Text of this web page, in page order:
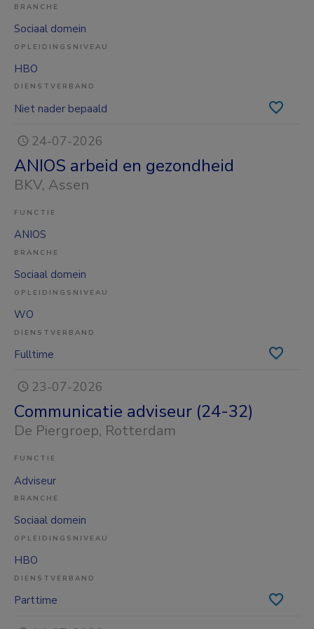
BRANCHE
Sociaal domein
OPLEIDINGSNIVEAU
HBO
DIENSTVERBAND
Niet nader bepaald
24-07-2026
ANIOS arbeid en gezondheid
BKV, Assen
FUNCTIE
ANIOS
BRANCHE
Sociaal domein
OPLEIDINGSNIVEAU
WO
DIENSTVERBAND
Fulltime
23-07-2026
Communicatie adviseur (24-32)
De Piergroep, Rotterdam
FUNCTIE
Adviseur
BRANCHE
Sociaal domein
OPLEIDINGSNIVEAU
HBO
DIENSTVERBAND
Parttime